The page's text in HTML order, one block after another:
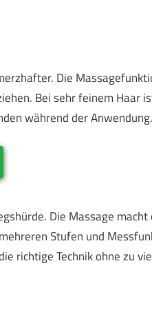
Die
Bei sehr feinem Haar
während der Anwendung.
Die Massage
Stufen und
richtige Technik ohne zu